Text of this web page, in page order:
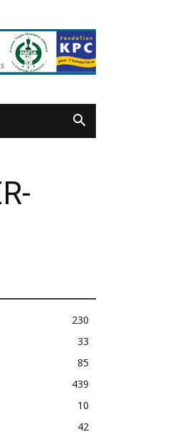
230
33
85
439
10
42